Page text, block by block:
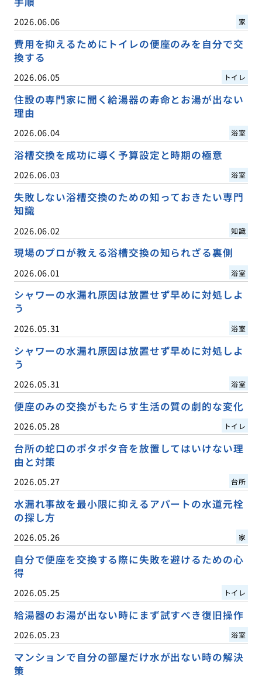
2026.06.06 家
費用を抑えるためにトイレの便座のみを自分で交
換する
2026.06.05 トイレ
住設の専門家に聞く給湯器の寿命とお湯が出ない
理由
2026.06.04 浴室
浴槽交換を成功に導く予算設定と時期の極意
2026.06.03 浴室
失敗しない浴槽交換のための知っておきたい専門
知識
2026.06.02 知識
現場のプロが教える浴槽交換の知られざる裏側
2026.06.01 浴室
シャワーの水漏れ原因は放置せず早めに対処しよ
う
2026.05.31 浴室
シャワーの水漏れ原因は放置せず早めに対処しよ
う
2026.05.31 浴室
便座のみの交換がもたらす生活の質の劇的な変化
2026.05.28 トイレ
台所の蛇口のポタポタ音を放置してはいけない理
由と対策
2026.05.27 台所
水漏れ事故を最小限に抑えるアパートの水道元栓
の探し方
2026.05.26 家
自分で便座を交換する際に失敗を避けるための心
得
2026.05.25 トイレ
給湯器のお湯が出ない時にまず試すべき復旧操作
2026.05.23 浴室
マンションで自分の部屋だけ水が出ない時の解決
策